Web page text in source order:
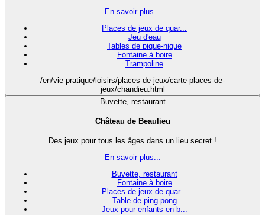
En savoir plus...
Places de jeux de quar...
Jeu d'eau
Tables de pique-nique
Fontaine à boire
Trampoline
/en/vie-pratique/loisirs/places-de-jeux/carte-places-de-
jeux/chandieu.html
Buvette, restaurant
Château de Beaulieu
Des jeux pour tous les âges dans un lieu secret !
En savoir plus...
Buvette, restaurant
Fontaine à boire
Places de jeux de quar...
Table de ping-pong
Jeux pour enfants en b...